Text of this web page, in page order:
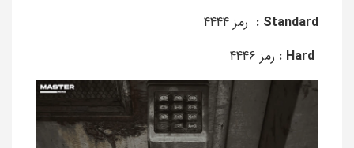
Standard :
رمز 4444
رمز 4446